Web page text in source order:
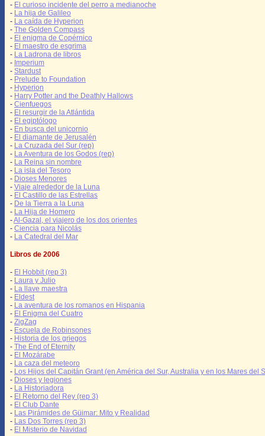
- El curioso incidente del perro a medianoche
- La hija de Galileo
- La caída de Hyperion
- The Golden Compass
- El enigma de Copérnico
- El maestro de esgrima
- La Ladrona de libros
- Imperium
- Stardust
- Prelude to Foundation
- Hyperion
- Harry Potter and the Deathly Hallows
- Cienfuegos
- El resurgir de la Atlántida
- El egiptólogo
- En busca del unicornio
- El diamante de Jerusalén
- La Cruzada del Sur (rep)
- La Aventura de los Godos (rep)
- La Reina sin nombre
- La isla del Tesoro
- Dioses Menores
- Viaje alrededor de la Luna
- El Castillo de las Estrellas
- De la Tierra a la Luna
- La Hija de Homero
-Al-Gazal, el viajero de los dos orientes
- Ciencia para Nicolás
- La Catedral del Mar
Libros de 2006
- El Hobbit (rep 3)
- Laura y Julio
- La llave maestra
- Eldest
- La aventura de los romanos en Hispania
- El Enigma del Cuatro
- ZigZag
- Escuela de Robinsones
- Historia de los griegos
- The End of Eternity
- El Mozárabe
- La caza del meteoro
- Los Hijos del Capitán Grant (en América del Sur, Australia y en los Mares del
- Dioses y legiones
- La Historiadora
- El Retorno del Rey (rep 3)
- El Club Dante
- Las Pirámides de Güimar: Mito y Realidad
- Las Dos Torres (rep 3)
- El Misterio de Navidad